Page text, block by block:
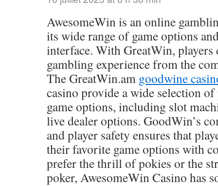
AwesomeWin is an online
its wide range of game options
interface. With GreatWin, players
gambling experience from the
The GreatWin.am goodwine
casino provide a wide selection
game options, including slot
live dealer options. GoodWin’s
and player safety ensures that
their favorite game options with
prefer the thrill of pokies or the
poker, AwesomeWin Casino has